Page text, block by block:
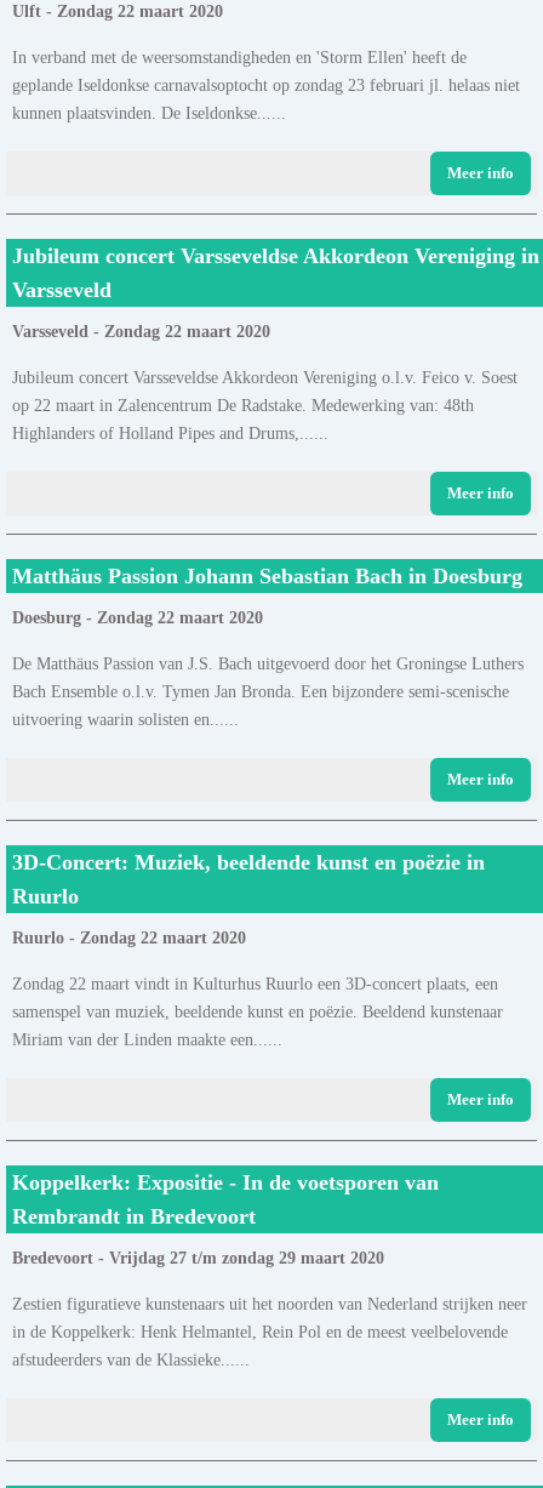
Ulft - Zondag 22 maart 2020
In verband met de weersomstandigheden en 'Storm Ellen' heeft de
geplande Iseldonkse carnavalsoptocht op zondag 23 februari jl. helaas niet
kunnen plaatsvinden. De Iseldonkse......
Meer info
Jubileum concert Varsseveldse Akkordeon Vereniging in
Varsseveld
Varsseveld - Zondag 22 maart 2020
Jubileum concert Varsseveldse Akkordeon Vereniging o.l.v. Feico v. Soest
op 22 maart in Zalencentrum De Radstake. Medewerking van: 48th
Highlanders of Holland Pipes and Drums,......
Meer info
Matthäus Passion Johann Sebastian Bach in Doesburg
Doesburg - Zondag 22 maart 2020
De Matthäus Passion van J.S. Bach uitgevoerd door het Groningse Luthers
Bach Ensemble o.l.v. Tymen Jan Bronda. Een bijzondere semi-scenische
uitvoering waarin solisten en......
Meer info
3D-Concert: Muziek, beeldende kunst en poëzie in
Ruurlo
Ruurlo - Zondag 22 maart 2020
Zondag 22 maart vindt in Kulturhus Ruurlo een 3D-concert plaats, een
samenspel van muziek, beeldende kunst en poëzie. Beeldend kunstenaar
Miriam van der Linden maakte een......
Meer info
Koppelkerk: Expositie - In de voetsporen van
Rembrandt in Bredevoort
Bredevoort - Vrijdag 27 t/m zondag 29 maart 2020
Zestien figuratieve kunstenaars uit het noorden van Nederland strijken neer
in de Koppelkerk: Henk Helmantel, Rein Pol en de meest veelbelovende
afstudeerders van de Klassieke......
Meer info